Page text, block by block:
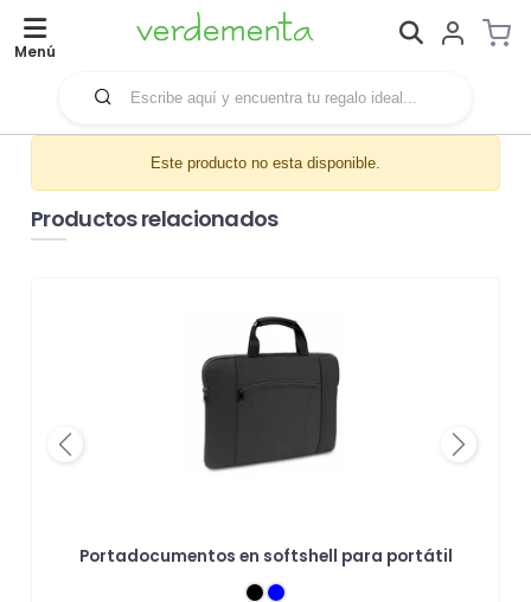
Menú
Este producto no esta disponible.
Productos relacionados
Portadocumentos en softshell para portátil
Previous Next